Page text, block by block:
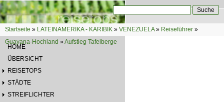
Direkt zum Inhalt
Suchformular
Sie sind hier
Startseite » LATEINAMERIKA - KARIBIK » VENEZUELA» Reiseführer »
Guayana-Hochland »Aufstieg Tafelberge
HOME
ÜBERSICHT
REISETOPS
STÄDTE
STREIFLICHTER